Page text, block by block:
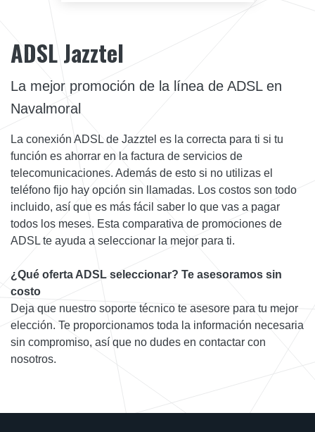
ADSL Jazztel
La mejor promoción de la línea de ADSL en
Navalmoral
La conexión ADSL de Jazztel es la correcta para ti si tu
función es ahorrar en la factura de servicios de
telecomunicaciones. Además de esto si no utilizas el
teléfono fijo hay opción sin llamadas. Los costos son todo
incluido, así que es más fácil saber lo que vas a pagar
todos los meses. Esta comparativa de promociones de
ADSL te ayuda a seleccionar la mejor para ti.
¿Qué oferta ADSL seleccionar? Te asesoramos sin
costo
Deja que nuestro soporte técnico te asesore para tu mejor
elección. Te proporcionamos toda la información necesaria
sin compromiso, así que no dudes en contactar con
nosotros.